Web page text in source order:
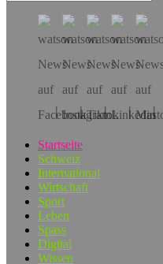
Startseite
Schweiz
International
Wirtschaft
Sport
Leben
Spass
Digital
Wissen